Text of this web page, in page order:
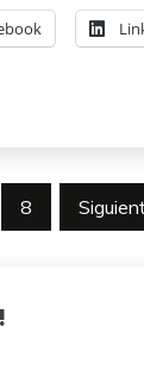
8